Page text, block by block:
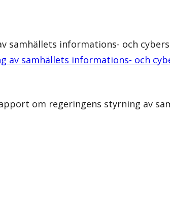
samhällets informations- och
av samhällets informations- och
om regeringens styrning av